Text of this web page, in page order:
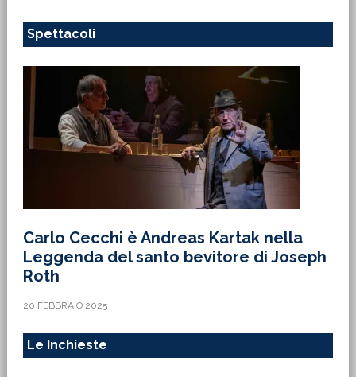
Spettacoli
Carlo Cecchi è Andreas Kartak nella
Leggenda del santo bevitore di Joseph
Roth
20 FEBBRAIO 2025
Le Inchieste